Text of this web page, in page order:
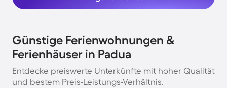
Günstige Ferienwohnungen &
Ferienhäuser in Padua
Entdecke preiswerte Unterkünfte mit hoher Qualität
und bestem Preis-Leistungs-Verhältnis.